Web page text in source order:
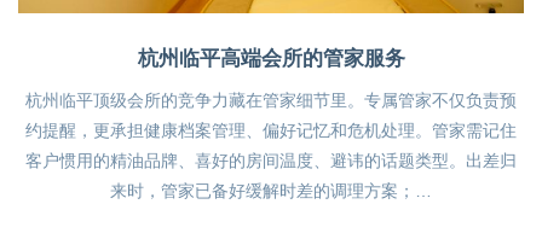
杭州临平高端会所的管家服务
杭州临平顶级会所的竞争力藏在管家细节里。专属管家不仅负责预
约提醒，更承担健康档案管理、偏好记忆和危机处理。管家需记住
客户惯用的精油品牌、喜好的房间温度、避讳的话题类型。出差归
来时，管家已备好缓解时差的调理方案；…